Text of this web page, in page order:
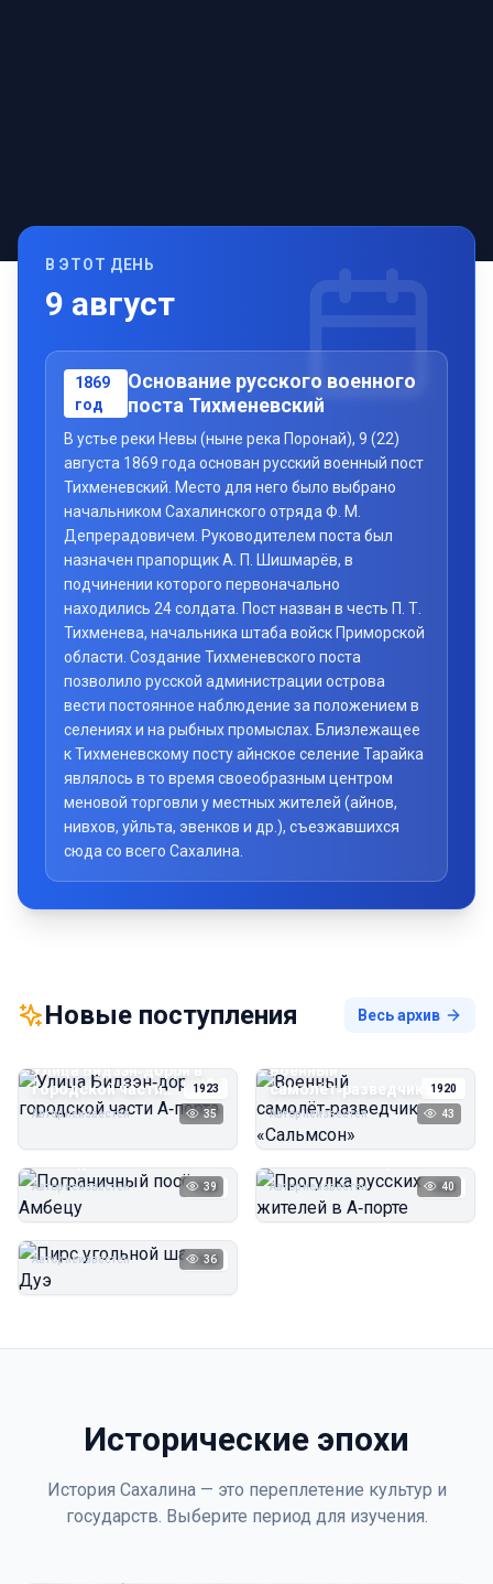
В ЭТОТ ДЕНЬ
9 август
1869
год
Основание русского военного
поста Тихменевский
В устье реки Невы (ныне река Поронай), 9 (22)
августа 1869 года основан русский военный пост
Тихменевский. Место для него было выбрано
начальником Сахалинского отряда Ф. М.
Депрерадовичем. Руководителем поста был
назначен прапорщик А. П. Шишмарёв, в
подчинении которого первоначально
находились 24 солдата. Пост назван в честь П. Т.
Тихменева, начальника штаба войск Приморской
области. Создание Тихменевского поста
позволило русской администрации острова
вести постоянное наблюдение за положением в
селениях и на рыбных промыслах. Близлежащее
к Тихменевскому посту айнское селение Тарайка
являлось в то время своеобразным центром
меновой торговли у местных жителей (айнов,
нивхов, уйльта, эвенков и др.), съезжавшихся
сюда со всего Сахалина.
Новые поступления Весь архив
1923
Улица Бидзэн‑дорри в
городской части
А‑порта
Автор неизвестен 35
1920
Военный
самолёт‑разведчик
«Сальмсон»
Автор неизвестен 43
1923
Автор неизвестен 39 1923
Прогулка русских
Автор неизвестен 40
1923
Пирс угольной шахты
Автор неизвестен 36
Исторические эпохи
История Сахалина — это переплетение культур и
государств. Выберите период для изучения.